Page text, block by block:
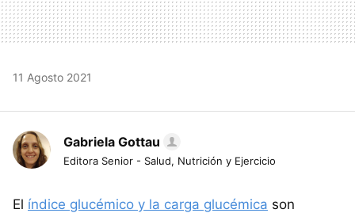
11 Agosto 2021
Gabriela Gottau
Editora Senior - Salud, Nutrición y Ejercicio
El índice glucémico y la carga glucémica son